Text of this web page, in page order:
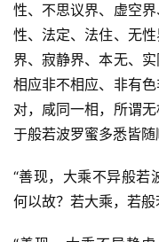
性、不思议界、虚空
性、法定、法住、无
界、寂静界、本无、
相应非不相应、非有
对，咸同一相，所谓
于般若波罗蜜多悉皆随
“善现，大乘不异般若
何以故？若大乘，若般